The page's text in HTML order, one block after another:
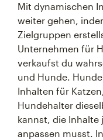
Mit dynamischen
weiter gehen,
Zielgruppen
Unternehmen für
verkaufst du
und Hunde.
Inhalten für
Hundehalter
kannst, die Inhalte
anpassen musst.